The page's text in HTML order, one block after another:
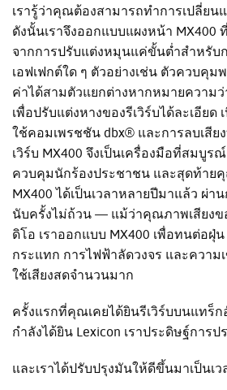
เรารู้ว่าคุณต้องสามารถทำการเปลี่ยน
ดังนั้นเราจึงออกแบบแผงหน้า MX400
จากการปรับแต่งหมุนแค่ขั้นต่ำสำหรับ
เอฟเฟกต์ใด ๆ ตัวอย่างเช่น ตัวควบคุม
ค่าได้สามตัวแยกต่างหากหมายความ
เพื่อปรับแต่งหางของรีเวิร์บได้ละเอีย
ใช้คอมเพรชชัน dbx® และการลบเสีย
เวิร์บ MX400 จึงเป็นเครื่องมือที่สมบูร
ควบคุมนักร้องประชาชน และสุดท้าย
MX400 ได้เป็นเวลาหลายปีมาแล้ว ผ่า
นับครั้งไม่ถ้วน — แม้ว่าคุณภาพเสียงข
ดิโอ เราออกแบบ MX400 เพื่อทนต่อฝุ่
กระแทก การไฟฟ้าลัดวงจร และความ
ใช้เสียงสดจำนวนมาก
ครั้งแรกที่คุณเคยได้ยินรีเวิร์บบนแท
กำลังได้ยิน Lexicon เราประดิษฐ์การ
และเราได้ปรับปรุงมันให้ดีขึ้นมาเป็นเ